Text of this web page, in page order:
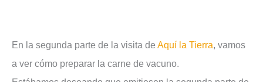
En la segunda parte de la visita de Aquí la Tierra, vamos
a ver cómo preparar la carne de vacuno.